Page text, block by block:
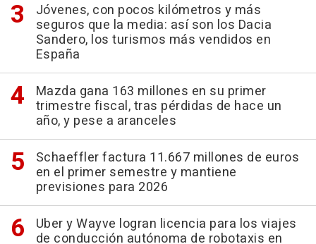
Jóvenes, con pocos kilómetros y más
seguros que la media: así son los Dacia
Sandero, los turismos más vendidos en
España
Mazda gana 163 millones en su primer
trimestre fiscal, tras pérdidas de hace un
año, y pese a aranceles
Schaeffler factura 11.667 millones de euros
en el primer semestre y mantiene
previsiones para 2026
Uber y Wayve logran licencia para los viajes
de conducción autónoma de robotaxis en